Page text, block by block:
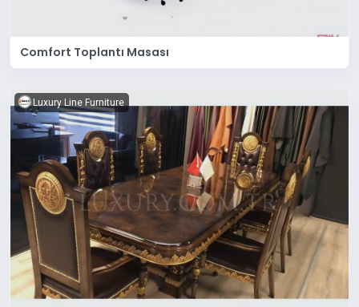
Comfort Toplantı Masası
Luxury Line Furniture